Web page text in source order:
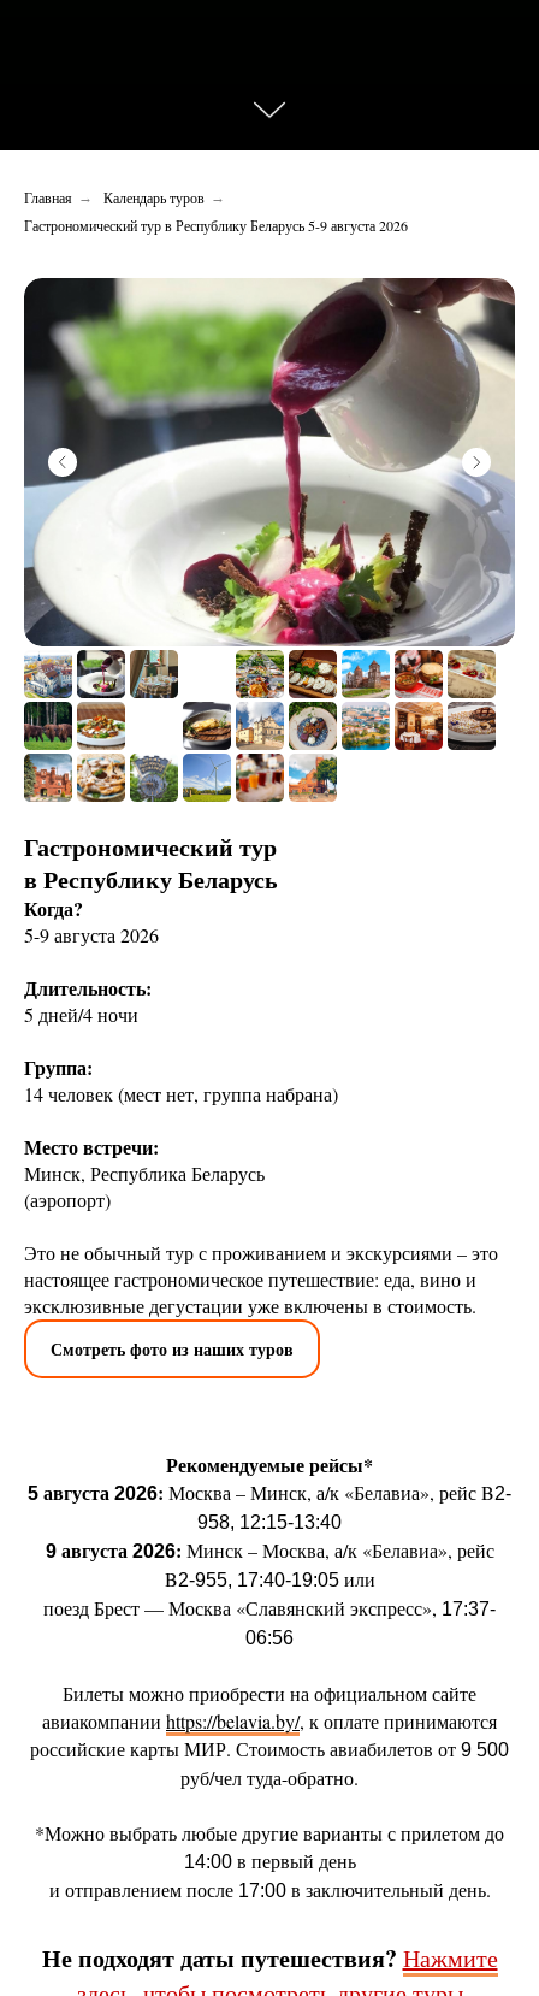
Главная → Календарь туров →
Гастрономический тур в Республику Беларусь 5-9 августа 2026
Гастрономический тур
в Республику Беларусь
Когда?
5-9 августа 2026
Длительность:
5 дней/4 ночи
Группа:
14 человек (мест нет, группа набрана)
Место встречи:
Минск, Республика Беларусь
(аэропорт)
Это не обычный тур с проживанием и экскурсиями – это
настоящее гастрономическое путешествие: еда, вино и
эксклюзивные дегустации уже включены в стоимость.
Смотреть фото из наших туров
Рекомендуемые рейсы*
5 августа 2026: Москва – Минск, а/к «Белавиа», рейс B2-
958, 12:15-13:40
9 августа 2026: Минск – Москва, а/к «Белавиа», рейс
B2‑955, 17:40-19:05 или
поезд Брест — Москва «Славянский экспресс», 17:37-
06:56
Билеты можно приобрести на официальном сайте
авиакомпании https://belavia.by/, к оплате принимаются
российские карты МИР. Стоимость авиабилетов от 9 500
руб/чел туда-обратно.
*Можно выбрать любые другие варианты с прилетом до
14:00в первый день
и отправлением после 17:00в заключительный день.
Не подходят даты путешествия? Нажмите